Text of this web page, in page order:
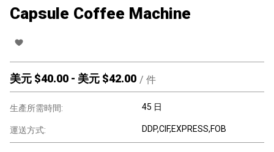
Capsule Coffee Machine
美元 $40.00 - 美元 $42.00 / 件
生產所需時間: 45 日
運送方式: DDP,CIF,EXPRESS,FOB